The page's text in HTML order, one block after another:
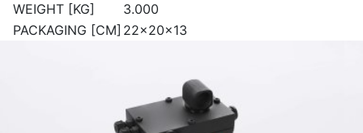
WEIGHT [KG]
3.000
PACKAGING [CM] 22x20x13